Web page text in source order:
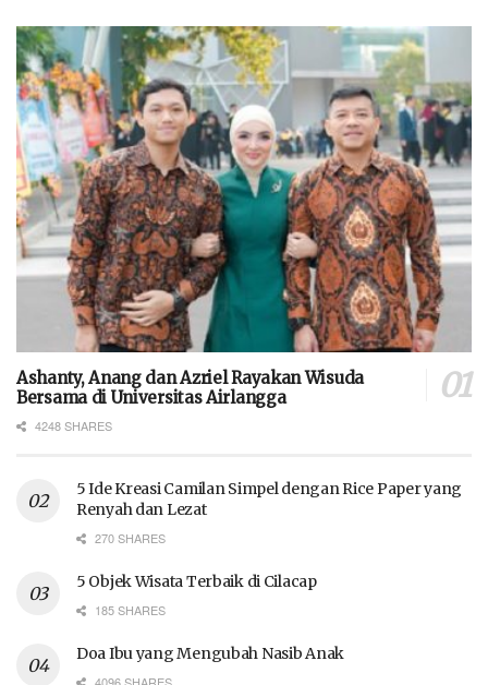
Ashanty, Anang dan Azriel Rayakan Wisuda
Bersama di Universitas Airlangga
4248 SHARES
5 Ide Kreasi Camilan Simpel dengan Rice Paper yang
Renyah dan Lezat
270 SHARES
5 Objek Wisata Terbaik di Cilacap
185 SHARES
Doa Ibu yang Mengubah Nasib Anak